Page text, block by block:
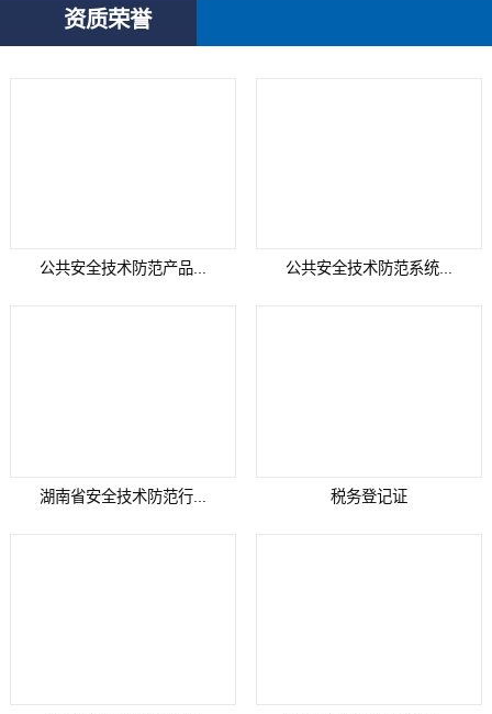
资质荣誉
公共安全技术防范产品... 公共安全技术防范系统...
湖南省安全技术防范行... 税务登记证